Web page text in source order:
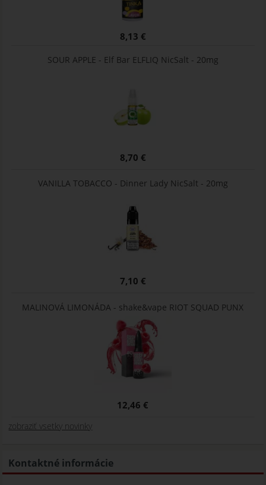
8,13 €
SOUR APPLE - Elf Bar ELFLIQ NicSalt - 20mg
8,70 €
VANILLA TOBACCO - Dinner Lady NicSalt - 20mg
7,10 €
MALINOVÁ LIMONÁDA - shake&vape RIOT SQUAD PUNX
12,46 €
zobraziť vsetky novinky
Kontaktné informácie